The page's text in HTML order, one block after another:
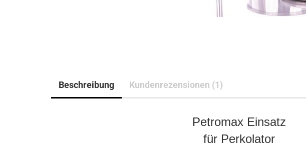
Beschreibung Kundenrezensionen (1)
Petromax Einsatz
für Perkolator